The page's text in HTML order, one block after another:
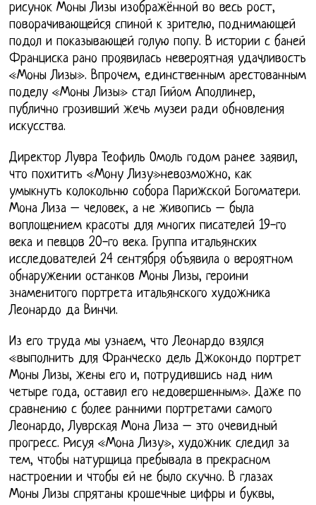
рисунок Моны Лизы изображённой во весь рост,
поворачивающейся спиной к зрителю, поднимающей
подол и показывающей голую попу. В истории с баней
Франциска рано проявилась невероятная удачливость
«Моны Лизы». Впрочем, единственным арестованным
поделу «Моны Лизы» стал Гийом Аполлинер,
публично грозивший жечь музеи ради обновления
искусства.
Директор Лувра Теофиль Омоль годом ранее заявил,
что похитить «Мону Лизу»невозможно, как
умыкнуть колокольню собора Парижской Богоматери.
Мона Лиза – человек, а не живопись – была
воплощением красоты для многих писателей 19-го
века и певцов 20-го века. Группа итальянских
исследователей 24 сентября объявила о вероятном
обнаружении останков Моны Лизы, героини
знаменитого портрета итальянского художника
Леонардо да Винчи.
Из его труда мы узнаем, что Леонардо взялся
«выполнить для Франческо дель Джокондо портрет
Моны Лизы, жены его и, потрудившись над ним
четыре года, оставил его недовершенным». Даже по
сравнению с более ранними портретами самого
Леонардо, Луврская Мона Лиза – это очевидный
прогресс. Рисуя «Мона Лизу», художник следил за
тем, чтобы натурщица пребывала в прекрасном
настроении и чтобы ей не было скучно. В глазах
Моны Лизы спрятаны крошечные цифры и буквы,